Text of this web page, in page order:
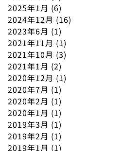
2025年1月 (6)
2024年12月 (16)
2023年6月 (1)
2021年11月 (1)
2021年10月 (3)
2021年1月 (2)
2020年12月 (1)
2020年7月 (1)
2020年2月 (1)
2020年1月 (1)
2019年3月 (1)
2019年2月 (1)
2019年1月 (1)